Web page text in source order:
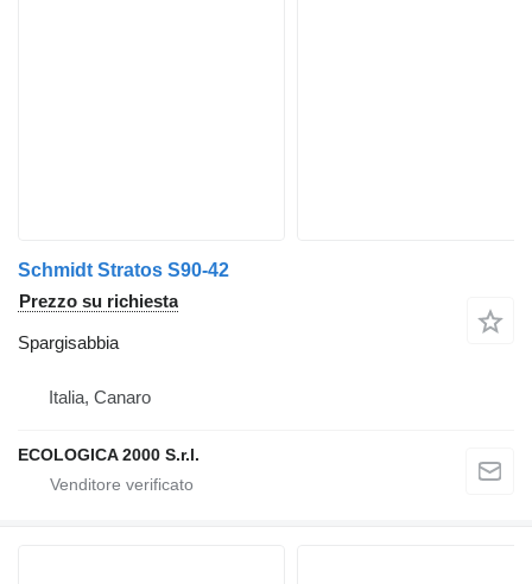
Schmidt Stratos S90-42
Prezzo su richiesta
Spargisabbia
Italia, Canaro
ECOLOGICA 2000 S.r.l.